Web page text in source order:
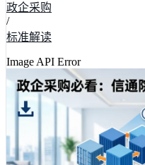
政企采购
/
标准解读
Image API Error